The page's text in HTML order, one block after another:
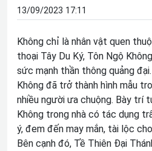
13/09/2023 17:11
Không chỉ là nhân vật quen
thoại Tây Du Ký, Tôn Ngộ
sức mạnh thần thông quảng
Không đã trở thành hình mẫu
nhiều người ưa chuộng. Bày trí
Không trong nhà có tác dụng
ý, đem đến may mắn, tài lộc
Bên cạnh đó, Tề Thiên Đại